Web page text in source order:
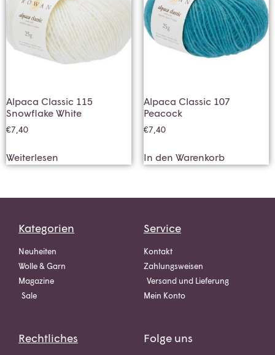
Alpaca Classic 115
Snowflake White
€7,40
Weiterlesen
Alpaca Classic 107
Peacock
€7,40
In den Warenkorb
Kategorien
Neuheiten
Wolle & Garn
Magazine
Sale
Service
Kontakt
Zahlungsweisen
Versand und Lieferung
Mein Konto
Rechtliches Folge uns